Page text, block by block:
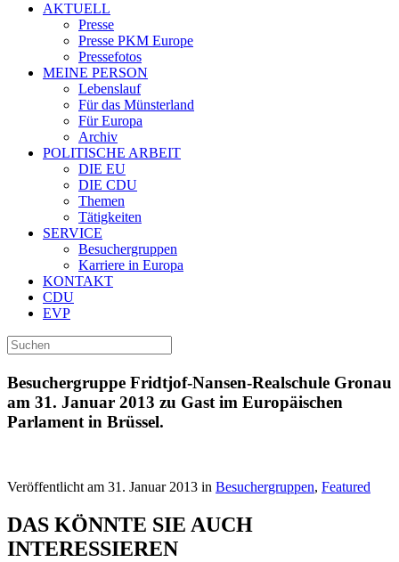
AKTUELL
Presse
Presse PKM Europe
Pressefotos
MEINE PERSON
Lebenslauf
Für das Münsterland
Für Europa
Archiv
POLITISCHE ARBEIT
DIE EU
DIE CDU
Themen
Tätigkeiten
SERVICE
Besuchergruppen
Karriere in Europa
KONTAKT
CDU
EVP
Besuchergruppe Fridtjof-Nansen-Realschule Gronau
am 31. Januar 2013 zu Gast im Europäischen
Parlament in Brüssel.
Veröffentlicht am 31. Januar 2013 in Besuchergruppen, Featured
DAS KÖNNTE SIE AUCH
INTERESSIEREN